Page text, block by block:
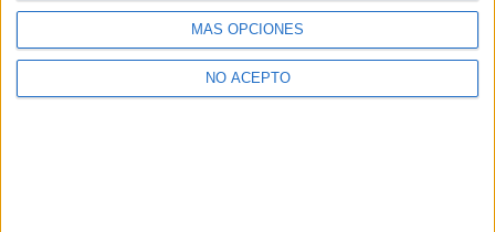
MÁS OPCIONES
NO ACEPTO